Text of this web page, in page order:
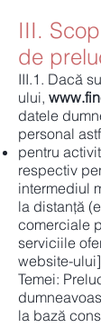
III.
de
III.1. Dacă
ului,
datele
personal
pentru
respectiv
intermediul
la distanţă
comerciale
serviciile
website-
Temei:
la bază